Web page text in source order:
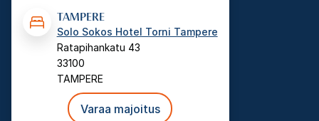
TAMPERE
Solo Sokos Hotel Torni Tampere
Ratapihankatu 43
33100
TAMPERE
Varaa majoitus